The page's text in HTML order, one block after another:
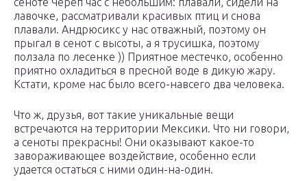
лавочке, рассматривали красивых птиц и снова
плавали. Андрюсикс у нас отважный, поэтому он
прыгал в сенот с высоты, а я трусишка, поэтому
ползала по лесенке )) Приятное местечко, особенно
приятно охладиться в пресной воде в дикую жару.
Кстати, кроме нас было всего-навсего два человека.
Что ж, друзья, вот такие уникальные вещи
встречаются на территории Мексики. Что ни говори,
а сеноты прекрасны! Они оказывают какое-то
завораживающее воздействие, особенно если
удается остаться с ними один-на-один.